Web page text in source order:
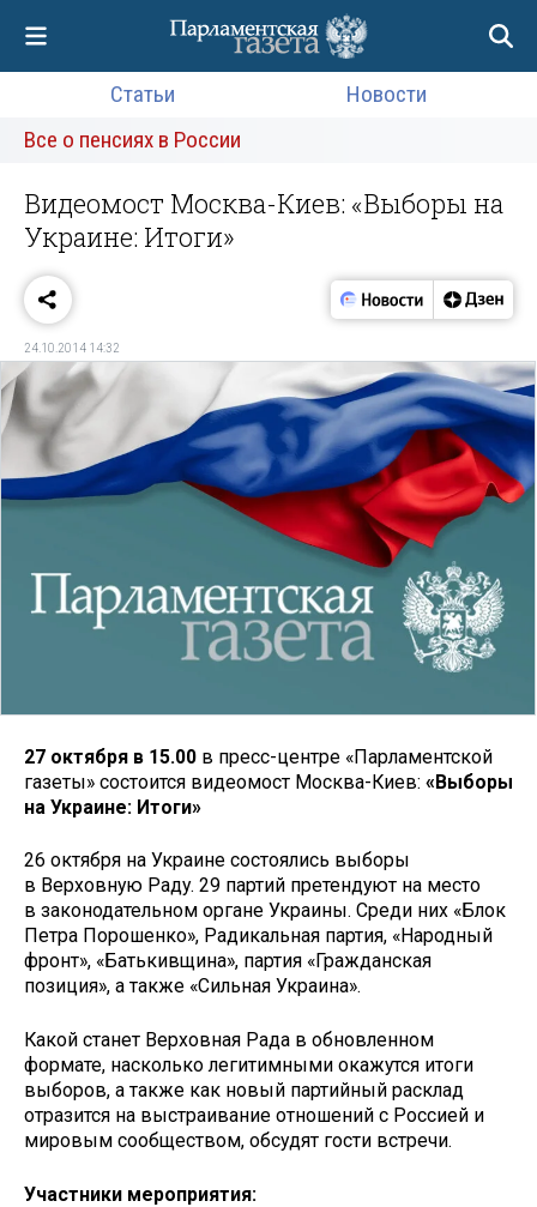
Статьи
Новости
Все о пенсиях в России
Видеомост Москва-Киев: «Выборы на
Украине: Итоги»
24.10.2014 14:32
27 октября в 15.00 в пресс-центре «Парламентской
газеты» состоится видеомост Москва-Киев: «Выборы
на Украине: Итоги»
26 октября на Украине состоялись выборы
в Верховную Раду. 29 партий претендуют на место
в законодательном органе Украины. Среди них «Блок
Петра Порошенко», Радикальная партия, «Народный
фронт», «Батькивщина», партия «Гражданская
позиция», а также «Сильная Украина».
Какой станет Верховная Рада в обновленном
формате, насколько легитимными окажутся итоги
выборов, а также как новый партийный расклад
отразится на выстраивание отношений с Россией и
мировым сообществом, обсудят гости встречи.
Участники мероприятия: